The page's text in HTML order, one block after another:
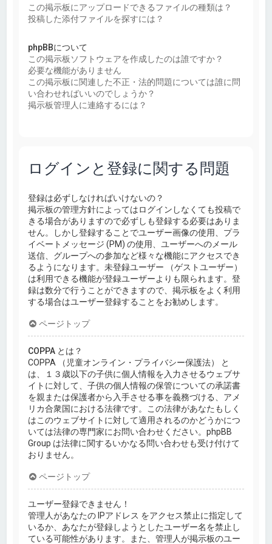
この掲示板にアップロードできるファイルの種類は？
投稿した添付ファイルを探すには？
phpBBについて
この掲示板ソフトウェアを作成したのは誰ですか？
必要な機能がありません
この掲示板に関連した不正・法的問題については誰に問
い合わせればいいのでしょうか？
掲示板管理人に連絡するには？
ログインと登録に関する問題
登録は必ずしなければいけないの？
掲示板の管理方針によってはログインしなくても投稿で
きる場合がありますので必ずしも登録する必要はありま
せん。しかし登録することでユーザー画像の使用、プラ
イベートメッセージ (PM) の使用、ユーザーへのメール
送信、グループへの参加など様々な機能にアクセスでき
るようになります。未登録ユーザー （ゲストユーザー）
は利用できる機能が登録ユーザーよりも限られます。登
録は数分で行うことができますので、掲示板をよく利用
する場合はユーザー登録することをお勧めします。
ページトップ
COPPA とは？
COPPA （児童オンライン・プライバシー保護法） と
は、１３歳以下の子供に個人情報を入力させるウェブサ
イトに対して、子供の個人情報の保管についての承諾書
を親または保護者から入手させる事を義務づける、アメ
リカ合衆国における法律です。この法律があなたもしく
はこのウェブサイトに対して適用されるのかどうかにつ
いては法律の専門家にお問い合わせください。phpBB
Group は法律に関するいかなる問い合わせも受け付けて
おりません。
ページトップ
ユーザー登録できません！
管理人があなたの IPアドレス をアクセス禁止に指定して
いるか、あなたが登録しようとしたユーザー名を禁止し
ている可能性があります。また、管理人が掲示板のユー